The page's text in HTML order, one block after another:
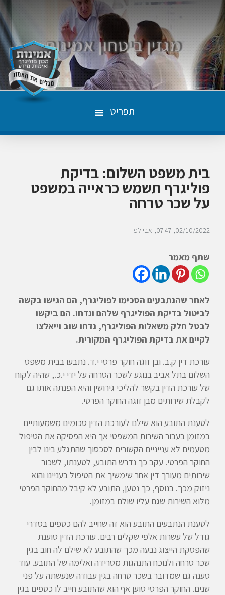
תפריט
בית משפט השלום: בדיקת
פוליגרף תשמש כראייה במשפט
על שכר טרחה
02/10/2022
07:47 אבי לפ
שתף מאמר
לאחר שהנתבעים הסכימו לפוליגרף, הם הגישו בקשה
לביטול בדיקת הפוליגרף שלהם ונדחו. הם ביקשו
לבטל חלק משאלות הפוליגרף, נדחו שוב וייאלצו
לקיים את בדיקת הפוליגרף המקורית.
עורכת דין ק.ב. ובן זוגה חוקר פרטי י.ד. נתבעו בבית משפט
השלום בתל אביב בנוגע לשכר הטרחה על ידי י.כ., שהיה לקוח
של עורכת הדין בקשר להליכי גירושין והיא הפנתה אותו גם
לקבלת שירותים מבן זוגה החוקר הפרטי.
לטענת התובע הוא שילם לעורכת הדין סכומים משמעותיים
במזומן בעבור השירות המשפטי אך היא הפסיקה את הטיפול
מטעמים לא ענייניים הקשורים לסכסוך שהתגלע בינו לבין
החוקר הפרטי. עקב כך נדרש התובע, לטענתו, לשכור
שירותים מעורך דין אחר שימשיך את הטיפול בעניינו והוא
ניזוק מכך. בנוסף, כך נטען, התובע לא קיבל מהחוקר הפרטי
מלוא השירות שגם עליו שולם במזומן.
לטענת הנתבעים התובע הוא זה שחייב להם כספים בסדרי
גודל של עשרות אלפי שקלים רבים. עורכת הדין טוענת
שהפסקת הייצוג נבעה מכך שהתובע לא שילם לה חוב בגין
שכר טרחה ולנוכח התנהגות מטרידה ואלימה של התובע. עוד
טענה גם שמדובר בשכר טרחה בגין עבודה שנעשתה על פני
שנים. החוקר הפרטי טוען אף הוא שהתובע חייב לו כספים בגין